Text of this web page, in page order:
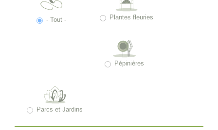
- Tout - Plantes fleuries
Pépinières
Parcs et Jardins